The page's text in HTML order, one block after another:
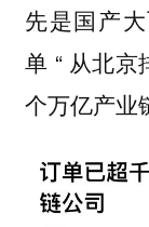
先是国产
单 “ 从北京
个万亿产业